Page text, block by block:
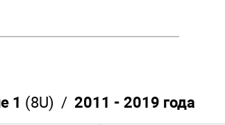
1 (8U) / 2011 - 2019 года